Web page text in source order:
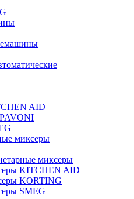
AID
миксеры
миксеры
KITCHEN AID
KORTING
SMEG